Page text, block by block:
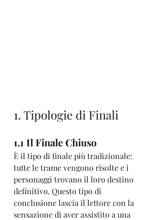
1. Tipologie di Finali
1.1 Il Finale Chiuso
È il tipo di finale più tradizionale:
tutte le trame vengono risolte e i
personaggi trovano il loro destino
definitivo. Questo tipo di
conclusione lascia il lettore con la
sensazione di aver assistito a una